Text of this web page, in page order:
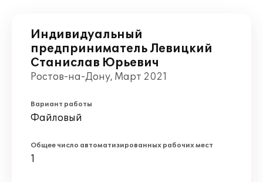
Индивидуальный
предприниматель Левицкий
Станислав Юрьевич
Ростов-на-Дону, Март 2021
Вариант работы
Файловый
Общее число автоматизированных рабочих мест
1